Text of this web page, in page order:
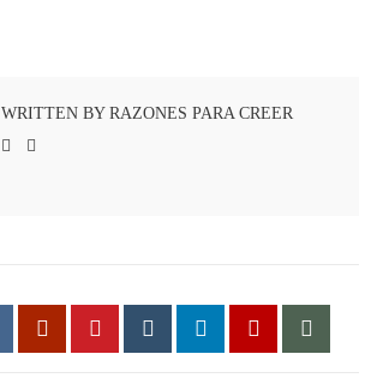
WRITTEN BY RAZONES PARA CREER